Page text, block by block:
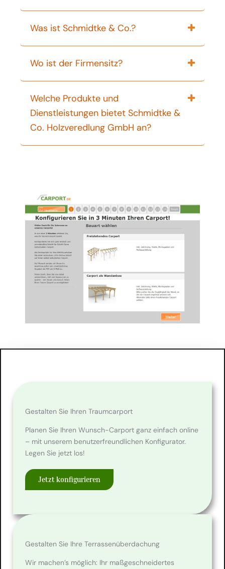
Was ist Schmidtke & Co.?
Wo ist der Firmensitz?
Welche Produkte und
Dienstleistungen bietet Schmidtke &
Co. Holzveredlung GmbH an?
Gestalten Sie Ihren Traumcarport
Planen Sie Ihren Wunsch-Carport ganz einfach online
– mit unserem benutzerfreundlichen Konfigurator.
Legen Sie jetzt los!
Jetzt konfigurieren
Gestalten Sie Ihre Terrassenüberdachung
Wir machen’s möglich: Ihr maßgeschneidertes